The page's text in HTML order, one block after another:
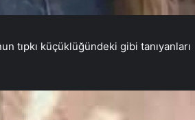
tıpkı küçüklüğündeki gibi tanıyanları